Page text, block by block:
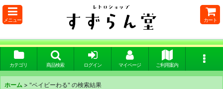
メニュー カート
カテゴリ 商品検索 ログイン マイページ ご利用案内
ホーム > "ベイビーわる" の検索結果